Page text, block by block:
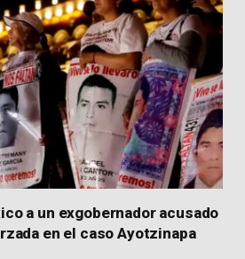
a un exgobernador acusado
en el caso Ayotzinapa